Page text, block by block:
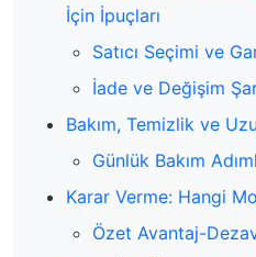
İçin İpuçları
Satıcı Seçimi ve
İade ve Değişim
Bakım, Temizlik ve
Günlük Bakım
Karar Verme: Hangi
Özet Avantaj-